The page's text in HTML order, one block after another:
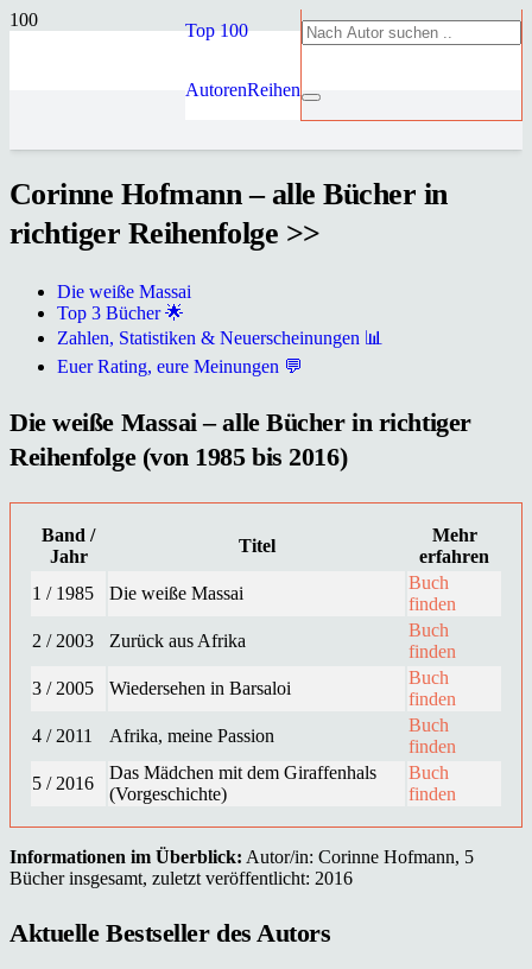
Top 100
AutorenReihen
Corinne Hofmann – alle Bücher in
richtiger Reihenfolge >>
Die weiße Massai
Top 3 Bücher 🌟
Zahlen, Statistiken & Neuerscheinungen 📊
Euer Rating, eure Meinungen 💬
Die weiße Massai – alle Bücher in richtiger
Reihenfolge (von 1985 bis 2016)
Band /
Jahr
Titel
Mehr
erfahren
1 / 1985
Die weiße Massai
Buch
finden
2 / 2003
Zurück aus Afrika
Buch
finden
3 / 2005
Wiedersehen in Barsaloi
Buch
finden
4 / 2011
Afrika, meine Passion
Buch
finden
5 / 2016
Das Mädchen mit dem Giraffenhals
(Vorgeschichte)
Buch
finden
Informationen im Überblick: Autor/in: Corinne Hofmann, 5
Bücher insgesamt, zuletzt veröffentlicht: 2016
Aktuelle Bestseller des Autors